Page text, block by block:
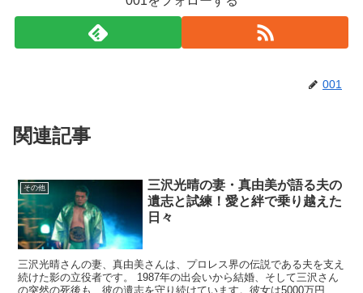
001
関連記事
その他
三沢光晴の妻・真由美が語る夫の
遺志と試練！愛と絆で乗り越えた
日々
三沢光晴さんの妻、真由美さんは、プロレス界の伝説である夫を支え
続けた影の立役者です。 1987年の出会いから結婚、そして三沢さん
の突然の死後も、彼の遺志を守り続けています。彼女は5000万円を